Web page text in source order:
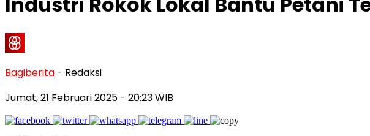
Bagiberita - Redaksi
Jumat, 21 Februari 2025 - 20:23 WIB